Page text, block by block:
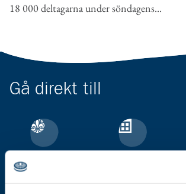
18 000 deltagarna under söndagens...
Gå direkt till
Bli scout